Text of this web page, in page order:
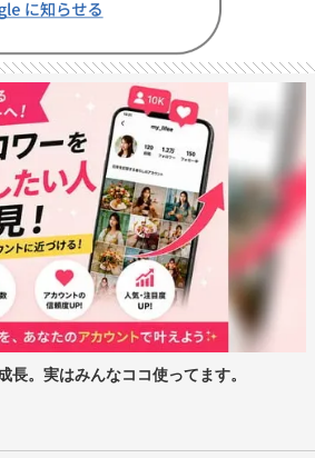
長。実はみんなココ使ってます。